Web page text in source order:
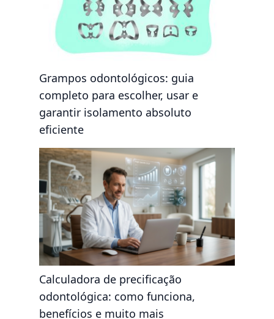
Grampos odontológicos: guia
completo para escolher, usar e
garantir isolamento absoluto
eficiente
Calculadora de precificação
odontológica: como funciona,
benefícios e muito mais